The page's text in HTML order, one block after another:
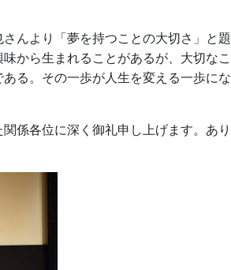
んより「夢を持つことの大切さ」と題
から生まれることがあるが、大切なこ
る。その一歩が人生を変える一歩にな
係各位に深く御礼申し上げます。あり